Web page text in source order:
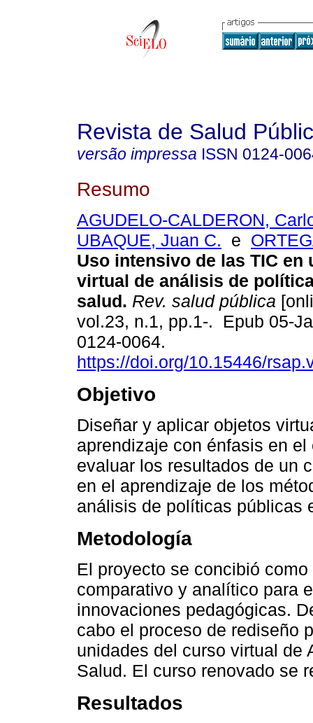
Revista de Salud
versão impressa ISSN 0124-
Resumo
AGUDELO-CALDERON,
UBAQUE, Juan C. e
Uso intensivo de las TIC en
virtual de análisis de
salud. Rev. salud pública
vol.23, n.1, pp.1-. Epub 05-
0124-0064.
https://doi.org/10.15446/
Objetivo
Diseñar y aplicar objetos
aprendizaje con énfasis en el
evaluar los resultados de un
en el aprendizaje de los
análisis de políticas públicas
Metodología
El proyecto se concibió
comparativo y analítico para
innovaciones pedagógicas.
cabo el proceso de rediseño
unidades del curso virtual de
Salud. El curso renovado se
Resultados